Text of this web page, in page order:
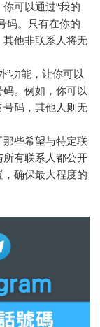
你可以通过“我的
码。只有在你的
他非联系人将无
”功能，让你可以
。例如，你可以
号码，其他人则无
那些希望与特定联
有联系人都公开
确保最大程度的